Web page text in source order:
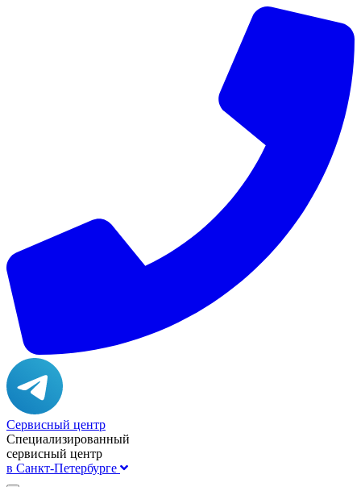
Сервисный центр
Специализированный
сервисный центр
в Санкт-Петербурге